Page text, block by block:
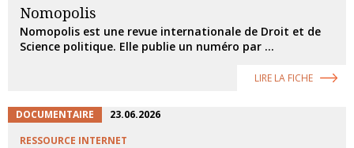
Nomopolis
Nomopolis est une revue internationale de Droit et de
Science politique. Elle publie un numéro par ...
LIRE LA FICHE
DOCUMENTAIRE
23.06.2026
RESSOURCE INTERNET